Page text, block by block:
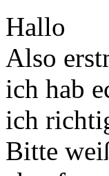
Hallo
Also
ich hab
ich
Bitte